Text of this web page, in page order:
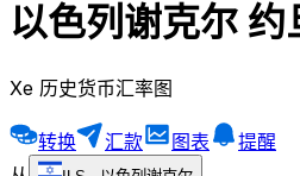
以色列谢克尔
Xe 历史货币汇率图
转换 汇款 图表
提醒